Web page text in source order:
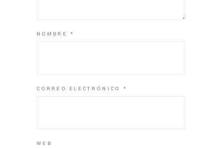
NOMBRE*
CORREO ELECTRÓNICO *
WEB